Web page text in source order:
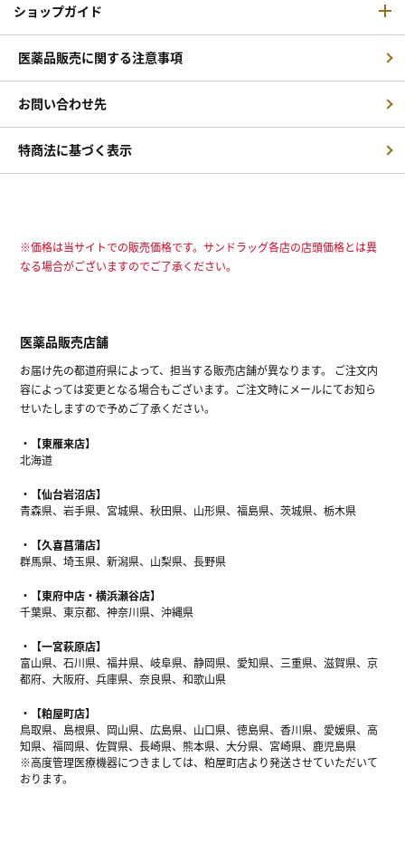
ショップガイド
医薬品販売に関する注意事項
お問い合わせ先
特商法に基づく表示
※価格は当サイトでの販売価格です。サンドラッグ各店の店頭価格とは異
なる場合がございますのでご了承ください。
医薬品販売店舗
お届け先の都道府県によって、担当する販売店舗が異なります。 ご注文内
容によっては変更となる場合もございます。ご注文時にメールにてお知ら
せいたしますので予めご了承ください。
【東雁来店】
北海道
【仙台岩沼店】
青森県、岩手県、宮城県、秋田県、山形県、福島県、茨城県、栃木県
【久喜菖蒲店】
群馬県、埼玉県、新潟県、山梨県、長野県
【東府中店・横浜瀬谷店】
千葉県、東京都、神奈川県、沖縄県
【一宮萩原店】
富山県、石川県、福井県、岐阜県、静岡県、愛知県、三重県、滋賀県、京
都府、大阪府、兵庫県、奈良県、和歌山県
【粕屋町店】
鳥取県、島根県、岡山県、広島県、山口県、徳島県、香川県、愛媛県、高
知県、福岡県、佐賀県、長崎県、熊本県、大分県、宮崎県、鹿児島県
※高度管理医療機器につきましては、粕屋町店より発送させていただいて
おります。